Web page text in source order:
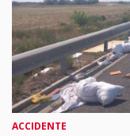
ACCIDENTE